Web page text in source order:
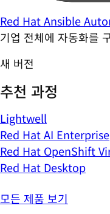
Red Hat Ansible
기업 전체에 자동화를
새 버전
추천 과정
Lightwell
Red Hat AI Enterprise
Red Hat OpenShift
Red Hat Desktop
모든 제품 보기